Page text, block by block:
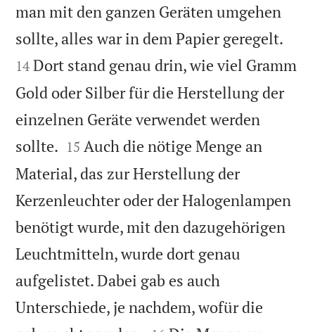
man mit den ganzen Geräten umgehen
sollte, alles war in dem Papier geregelt.
14 Dort stand genau drin, wie viel Gramm
Gold oder Silber für die Herstellung der
einzelnen Geräte verwendet werden
sollte. 

15 Auch die nötige Menge an
Material, das zur Herstellung der
Kerzenleuchter oder der Halogenlampen
benötigt wurde, mit den dazugehörigen
Leuchtmitteln, wurde dort genau
aufgelistet. Dabei gab es auch
Unterschiede, je nachdem, wofür die